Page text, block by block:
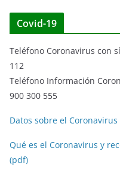
Covid-19
Teléfono Coronavirus con
112
Teléfono Información
900 300 555
Datos sobre el Coronavirus
Qué es el Coronavirus y
(pdf)